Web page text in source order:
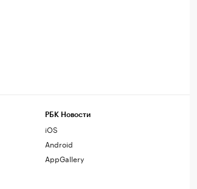
РБК Новости
iOS
Android
AppGallery